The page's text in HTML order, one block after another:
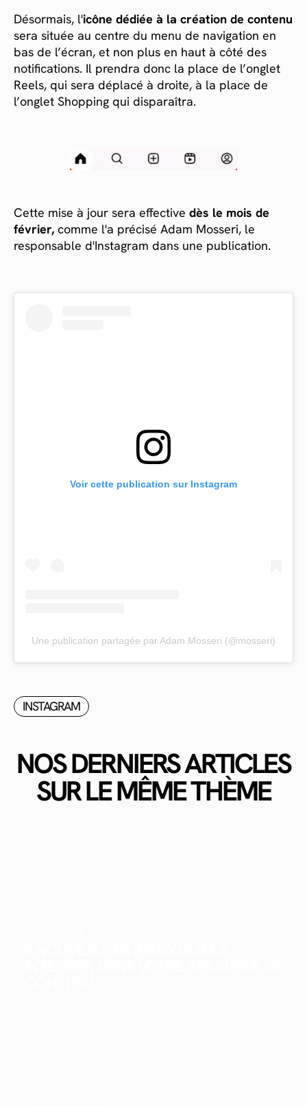
Désormais, l'icône dédiée à la création de contenu
sera située au centre du menu de navigation en
bas de l’écran, et non plus en haut à côté des
notifications. Il prendra donc la place de l’onglet
Reels, qui sera déplacé à droite, à la place de
l’onglet Shopping qui disparaîtra.
Cette mise à jour sera effective dès le mois de
février, comme l'a précisé Adam Mosseri, le
responsable d'Instagram dans une publication.
Voir cette publication sur Instagram
Une publication partagée par Adam Mosseri (@mosseri)
INSTAGRAM
NOS DERNIERS ARTICLES
SUR LE MÊME THÈME